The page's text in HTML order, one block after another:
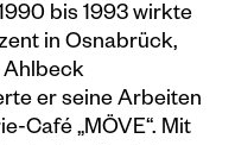
bis 1993 wirkte
in Osnabrück,
Ahlbeck
er seine Arbeiten
Café „MÖVE“. Mit